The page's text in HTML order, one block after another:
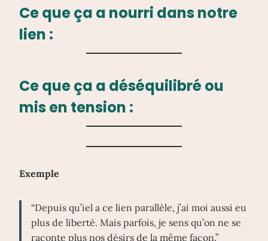
Ce que ça a nourri dans notre
lien :
Ce que ça a déséquilibré ou
mis en tension :
Exemple
“Depuis qu’iel a ce lien parallèle, j’ai moi aussi eu
plus de liberté. Mais parfois, je sens qu’on ne se
raconte plus nos désirs de la même façon.”